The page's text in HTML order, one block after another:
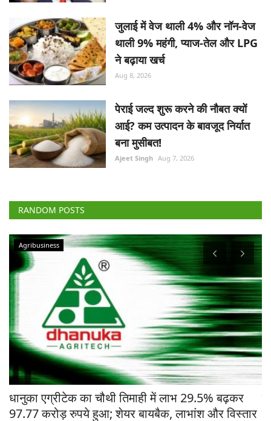
जुलाई में वेज थाली 4% और नॉन-वेज
थाली 9% महंगी, प्याज-तेल और LPG
ने बढ़ाया खर्च
Aug 8, 2026
पेराई जल्द शुरू करने की नौबत क्यों
आई? कम उत्पादन के बावजूद निर्यात
बना मुसीबत!
Ajeet Singh Aug 7, 2026
RANDOM POSTS
Agribusiness
धानुका एग्रीटेक का चौथी तिमाही में लाभ 29.5% बढ़कर
97.77 करोड़ रुपये हुआ; शेयर बायबैक, लाभांश और विस्तार